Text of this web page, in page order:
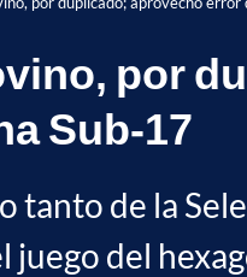
por
Sub-17
tanto de la
juego del